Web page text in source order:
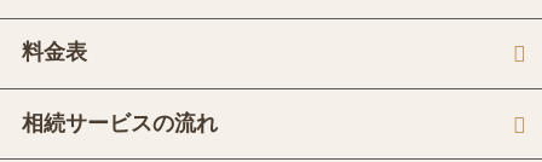
料金表
相続サービスの流れ